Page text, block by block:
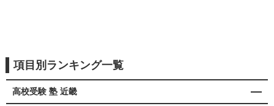
項目別ランキング一覧
高校受験 塾 近畿